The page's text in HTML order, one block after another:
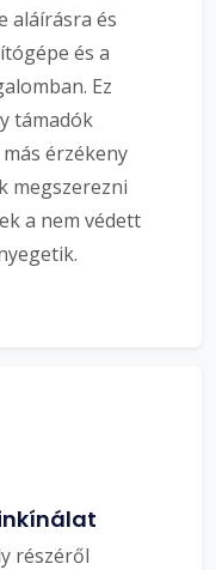
aláírásra és
és a
Ez
támadók
érzékeny
megszerezni
a nem védett
részéről